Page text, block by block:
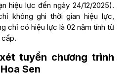
hiệu lực đến ngày 24/12/2025).
không ghi thời gian hiệu lực,
chỉ có hiệu lực là 02 năm tính từ
tuyển chương trình
Sen